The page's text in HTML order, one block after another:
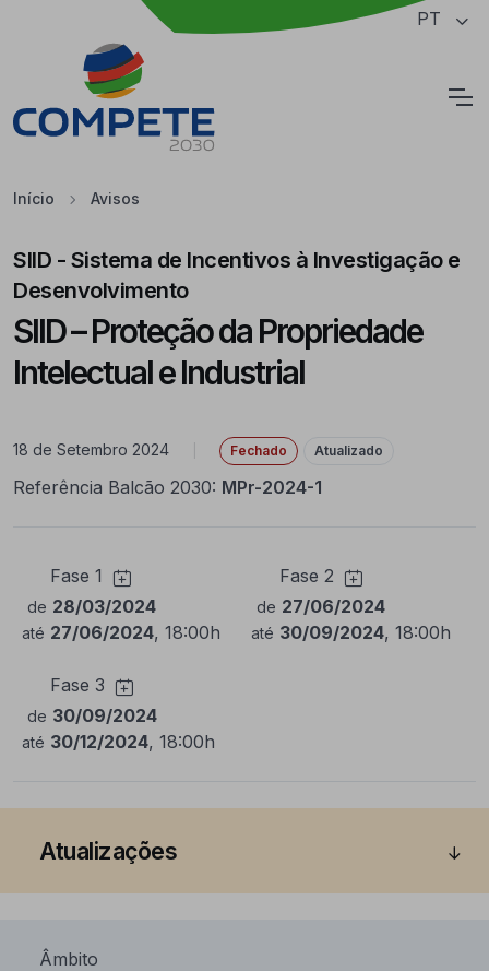
Saltar para o conteúdo principal da página PT
Início Avisos
SIID - Sistema de Incentivos à Investigação e
Desenvolvimento
SIID – Proteção da Propriedade
Intelectual e Industrial
18 de Setembro 2024 Fechado Atualizado
Referência Balcão 2030: MPr-2024-1
Fase 1
de 28/03/2024
até 27/06/2024, 18:00h
Fase 2
de 27/06/2024
até 30/09/2024, 18:00h
Fase 3
de 30/09/2024
até 30/12/2024, 18:00h
Atualizações
Âmbito